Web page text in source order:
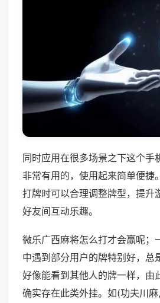
同时应用在很多场景之下这个手
非常有用的，使用起来简单便捷
打牌时可以合理调整牌型，提升
好友间互动乐趣。
微乐广西麻将怎么打才会赢呢；
中遇到部分用户的牌特别好，总
好像能看到其他人的牌一样，由
确实存在此类外挂。如(功夫川